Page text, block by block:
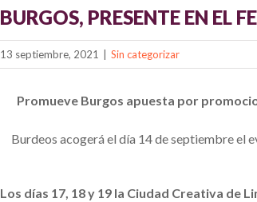
BURGOS, PRESENTE EN EL
13 septiembre, 2021 Sin categorizar
Promueve Burgos apuesta por
Burdeos acogerá el día 14 de septiembre el
Los días 17, 18 y 19 la Ciudad Creativa de